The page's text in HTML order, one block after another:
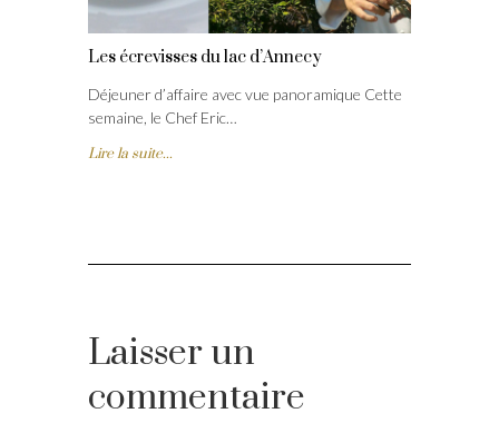
Les écrevisses du lac d’Annecy
Déjeuner d’affaire avec vue panoramique Cette
semaine, le Chef Eric…
Lire la suite...
Laisser un
commentaire